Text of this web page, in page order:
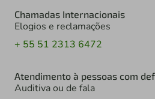
Chamadas Internacionais
Elogios e reclamações
+ 55 51 2313 6472
Atendimento à pessoas com
Auditiva ou de fala